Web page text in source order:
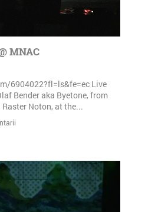
MNAC
6904022?fl=ls&fe=ec Live
Bender aka Byetone, from
Noton, at the...